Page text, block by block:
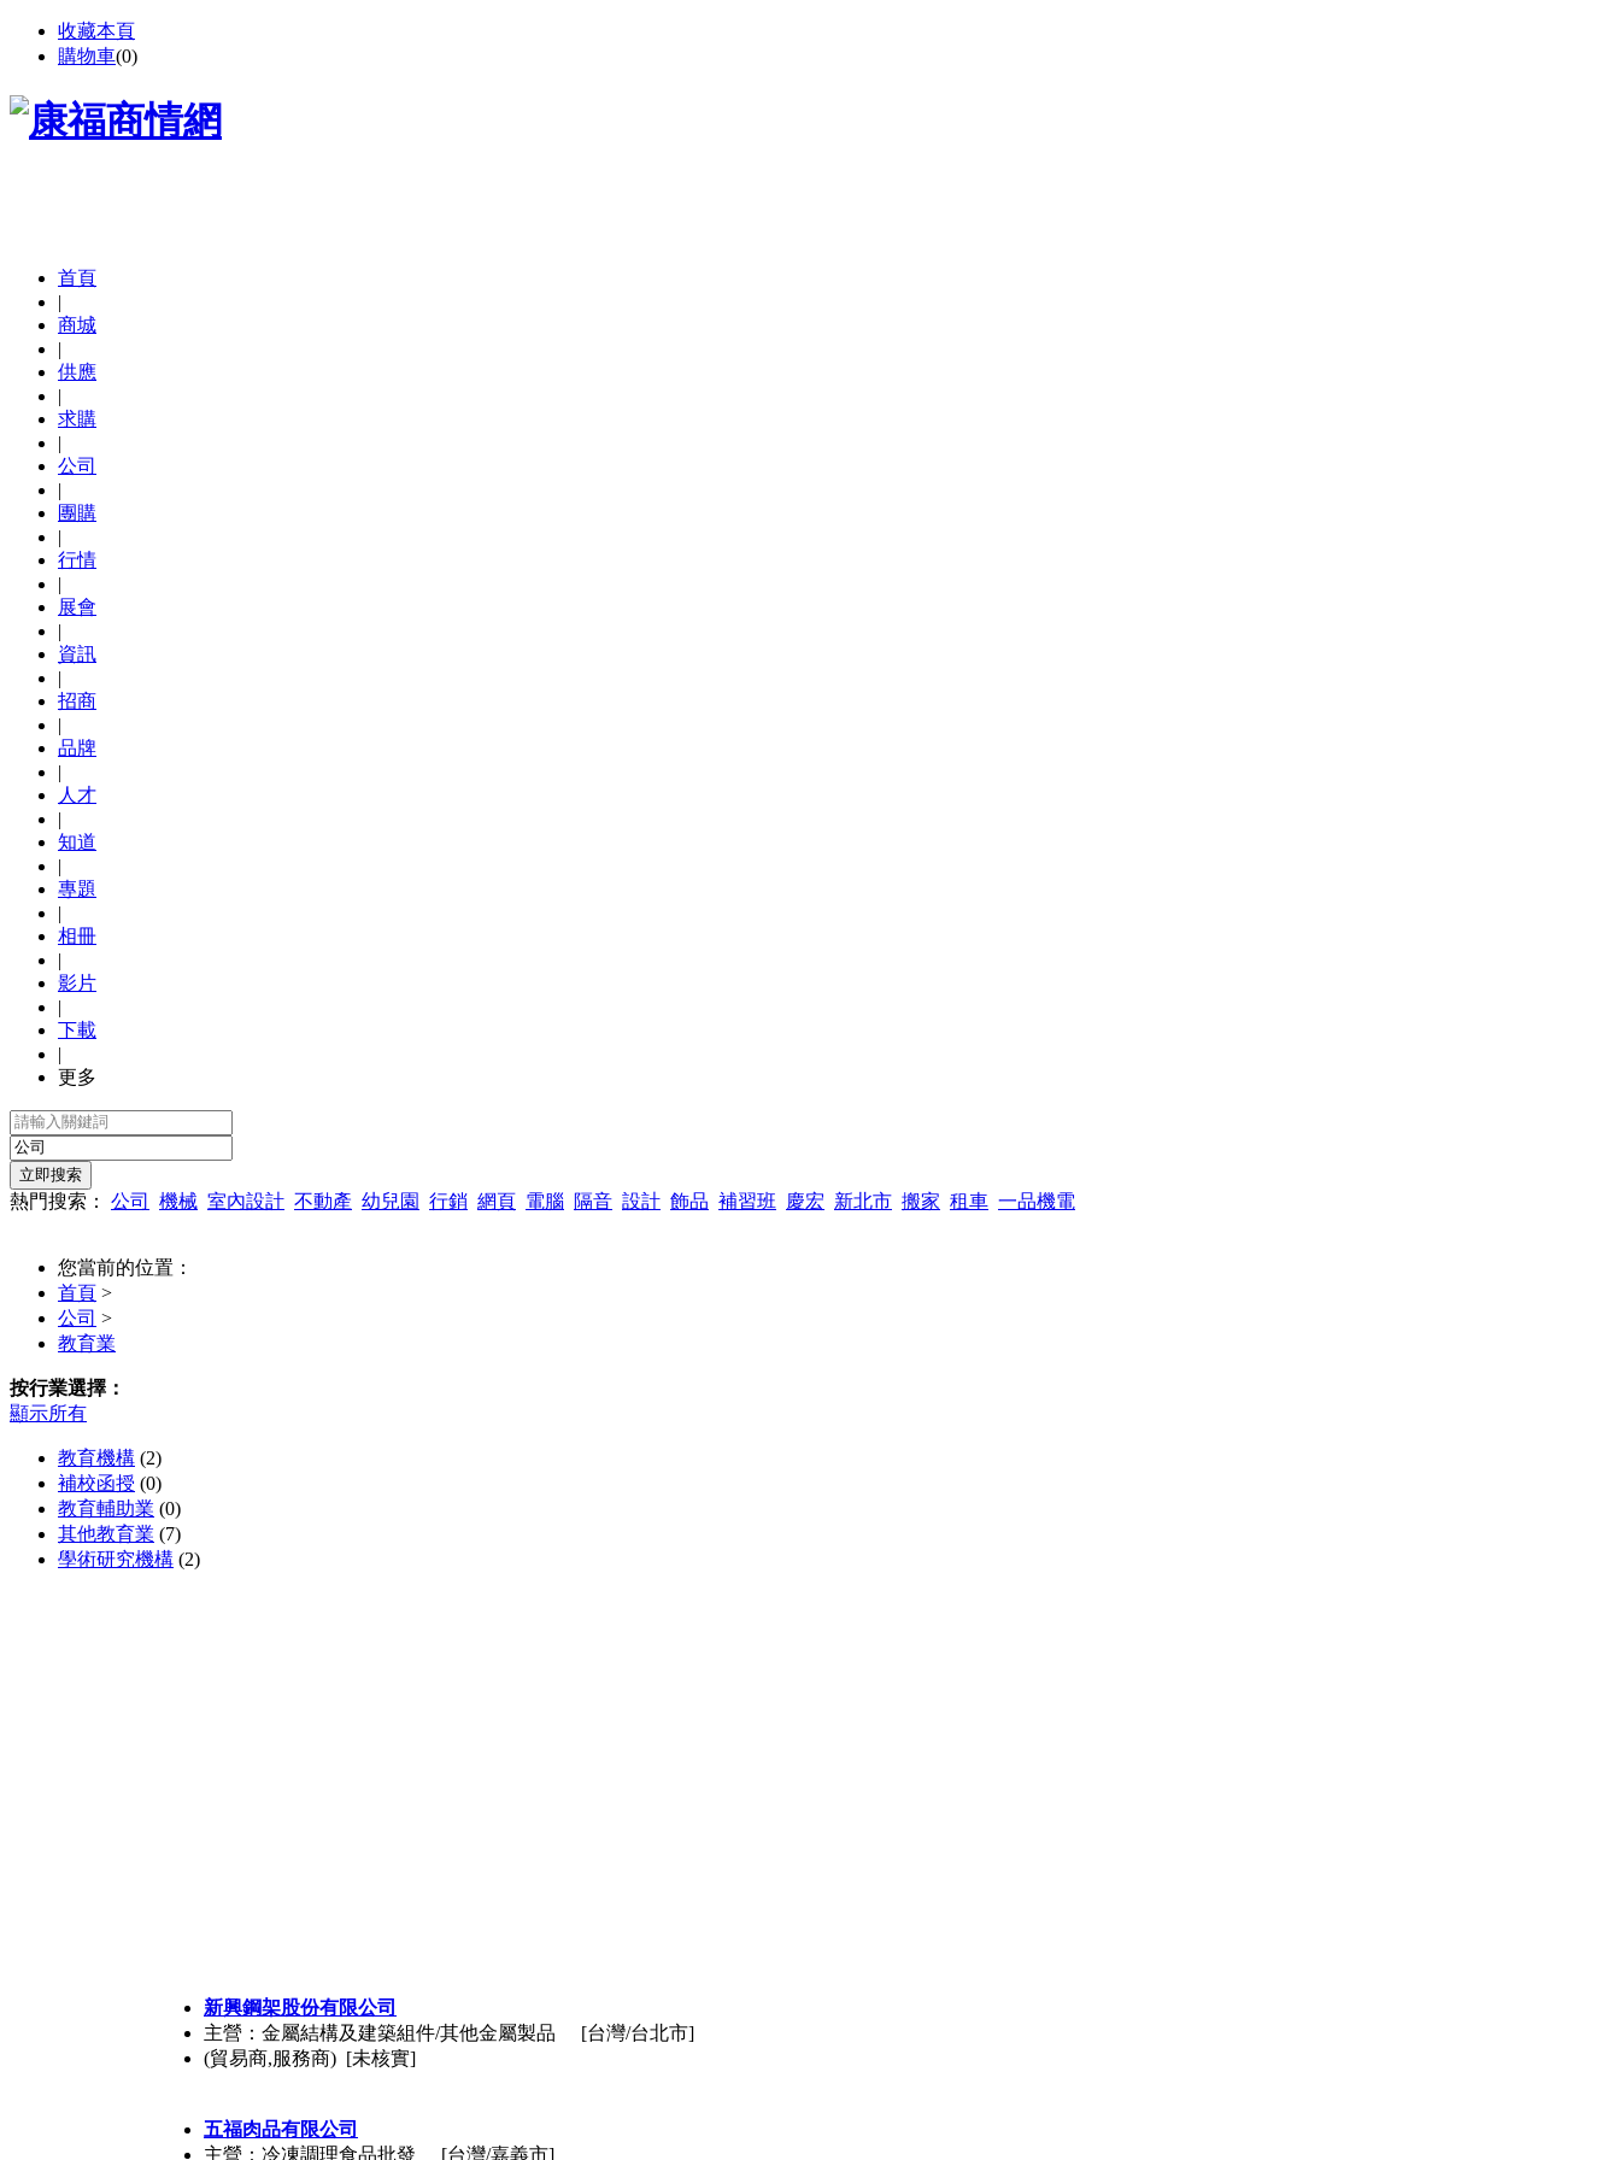
收藏本頁
購物車(0)
首頁
|
商城
|
供應
|
求購
|
公司
|
團購
|
行情
|
展會
|
資訊
|
招商
|
品牌
|
人才
|
知道
|
專題
|
相冊
|
影片
|
下載
|
更多
熱門搜索： 公司 機械 室內設計 不動產 幼兒園 行銷 網頁 電腦 隔音 設計 飾品 補習班 慶宏 新北市 搬家 租車 一品機電
您當前的位置：
首頁 >
公司 >
教育業
按行業選擇：
顯示所有
教育機構 (2)
補校函授 (0)
教育輔助業 (0)
其他教育業 (7)
學術研究機構 (2)
新興鋼架股份有限公司
主營：金屬結構及建築組件/其他金屬製品
(貿易商,服務商) [未核實]
[台灣/台北市]
五福肉品有限公司
主營：冷凍調理食品批發
[台灣/嘉義市]